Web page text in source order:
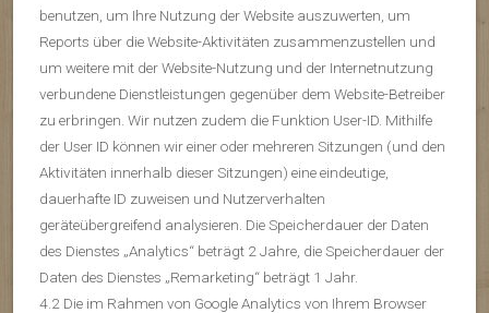
benutzen, um Ihre Nutzung der Website auszuwerten, um
Reports über die Website-Aktivitäten zusammenzustellen und
um weitere mit der Website-Nutzung und der Internetnutzung
verbundene Dienstleistungen gegenüber dem Website-Betreiber
zu erbringen. Wir nutzen zudem die Funktion User-ID. Mithilfe
der User ID können wir einer oder mehreren Sitzungen (und den
Aktivitäten innerhalb dieser Sitzungen) eine eindeutige,
dauerhafte ID zuweisen und Nutzerverhalten
geräteübergreifend analysieren. Die Speicherdauer der Daten
des Dienstes „Analytics“ beträgt 2 Jahre, die Speicherdauer der
Daten des Dienstes „Remarketing“ beträgt 1 Jahr.
4.2 Die im Rahmen von Google Analytics von Ihrem Browser